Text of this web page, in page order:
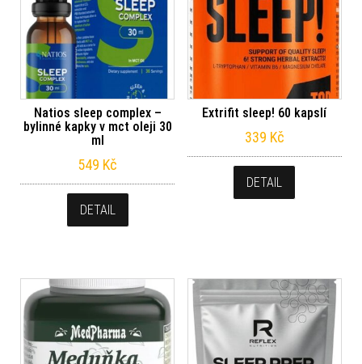
Natios sleep complex –
bylinné kapky v mct oleji 30
ml
549 Kč
DETAIL
Extrifit sleep! 60 kapslí
339 Kč
DETAIL